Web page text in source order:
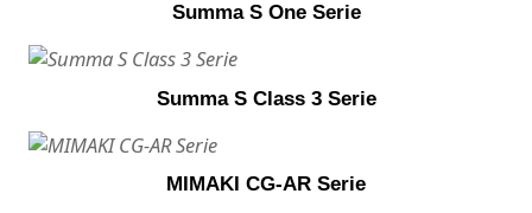
Summa S One Serie
Summa S Class 3 Serie
MIMAKI CG-AR Serie